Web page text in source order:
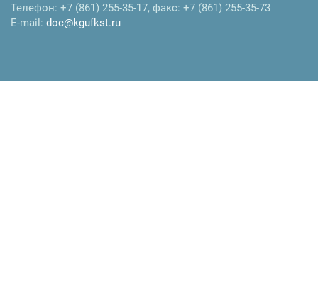
Телефон: +7 (861) 255-35-17, факс: +7 (861) 255-35-73
E-mail: doc@kgufkst.ru